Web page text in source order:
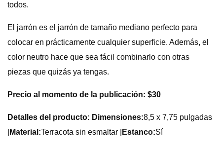
todos.
El jarrón es el jarrón de tamaño mediano perfecto para
colocar en prácticamente cualquier superficie. Además, el
color neutro hace que sea fácil combinarlo con otras
piezas que quizás ya tengas.
Precio al momento de la publicación: $30
Detalles del producto: Dimensiones:8,5 x 7,75 pulgadas
Material:Terracota sin esmaltar | Estanco:Sí